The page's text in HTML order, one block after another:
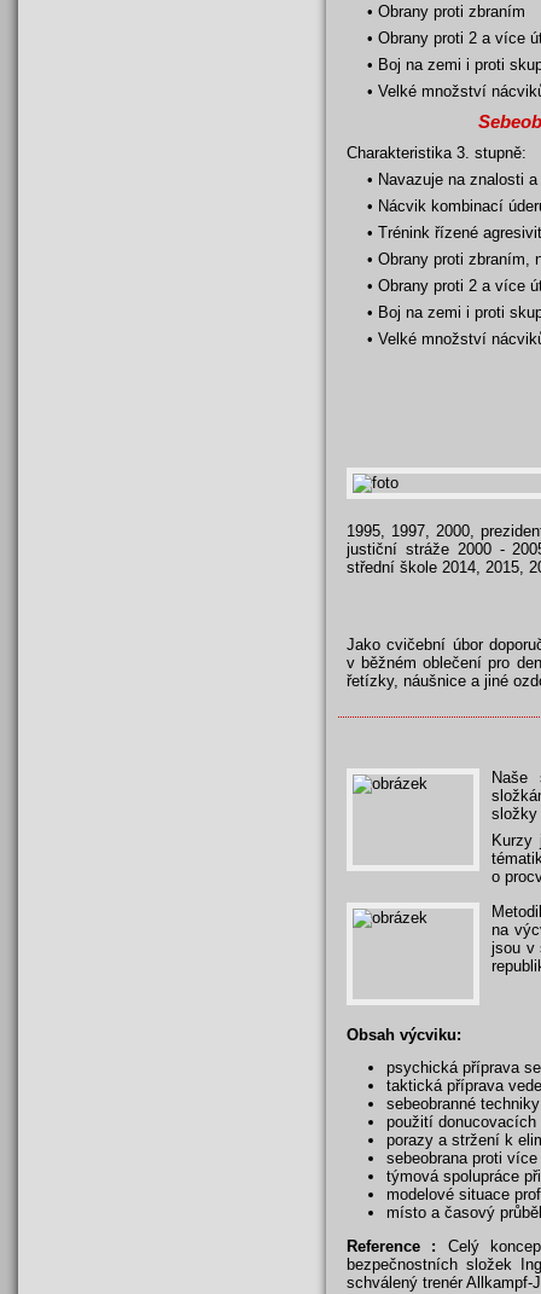
• Obrany proti zbraním
• Obrany proti 2 a více
• Boj na zemi i proti
• Velké množství
Charakteristika 3. stupně:
• Navazuje na znalosti
• Nácvik kombinací
• Trénink řízené
• Obrany proti zbraním,
• Obrany proti 2 a více
• Boj na zemi i proti
• Velké množství
1995, 1997, 2000,
justiční stráže 2000 -
střední škole 2014, 2015,
Jako cvičební úbor
v běžném oblečení pro
řetízky, náušnice a jiné
Naše
složky
Kurzy
o
na
jsou v
Obsah výcviku:
psychická příprava
taktická příprava
sebeobranné
použití donucovacích
porazy a stržení k
sebeobrana proti
týmová spolupráce
modelové situace
místo a časový
Reference : Celý
bezpečnostních složek
schválený trenér Allkampf-